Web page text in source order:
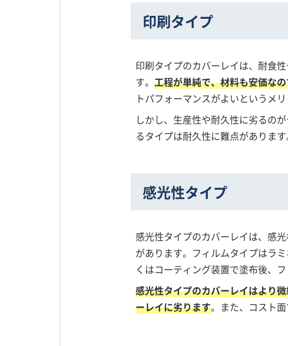
印刷タイプ
印刷タイプのカバーレイは、耐食
す。 工程が単純で、材料も安価な
トパフォーマンスがよいというメリ
しかし、生産性や耐久性に劣るの
るタイプは耐久性に難点があります
感光性タイプ
感光性タイプのカバーレイは、感
があります。フィルムタイプはラ
くはコーティング装置で塗布後、
感光性タイプのカバーレイはより
ーレイに劣ります。また、コスト